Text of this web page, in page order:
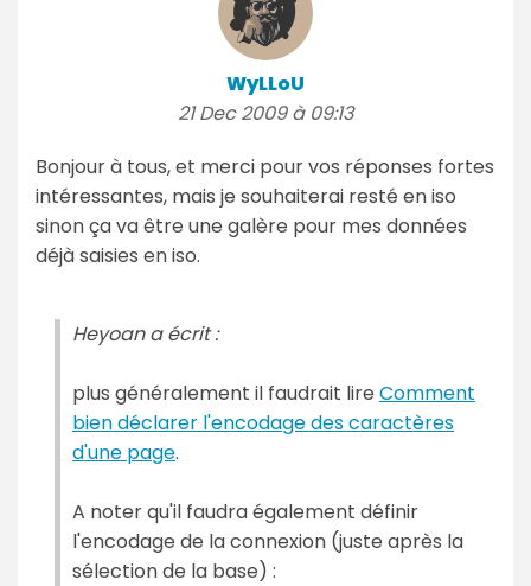
WyLLoU
21 Dec 2009 à 09:13
Bonjour à tous, et merci pour vos réponses fortes
intéressantes, mais je souhaiterai resté en iso
sinon ça va être une galère pour mes données
déjà saisies en iso.
Heyoan a écrit :
plus généralement il faudrait lire Comment
bien déclarer l'encodage des caractères
d'une page.
A noter qu'il faudra également définir
l'encodage de la connexion (juste après la
sélection de la base) :